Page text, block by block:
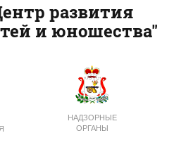
НАДЗОРНЫЕ
ОРГАНЫ
развития
и юношества"